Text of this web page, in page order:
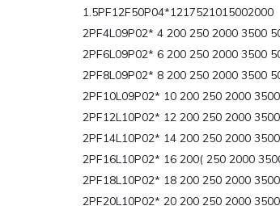
1.5PF12F50P04*1217521015002000
2PF4L09P02* 4 200 250 2000 3500
2PF6L09P02* 6 200 250 2000 3500
2PF8L09P02* 8 200 250 2000 3500
2PF10L09P02* 10 200 250 2000
2PF12L10P02* 12 200 250 2000
2PF14L10P02* 14 200 250 2000
2PF16L10P02* 16 200( 250 2000
2PF18L10P02* 18 200 250 2000
2PF20L10P02* 20 200 250 2000